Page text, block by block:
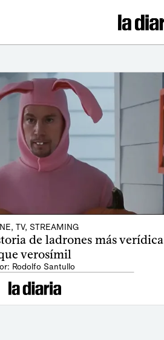
TV, STREAMING
de ladrones más verídica
verosímil
Rodolfo Santullo